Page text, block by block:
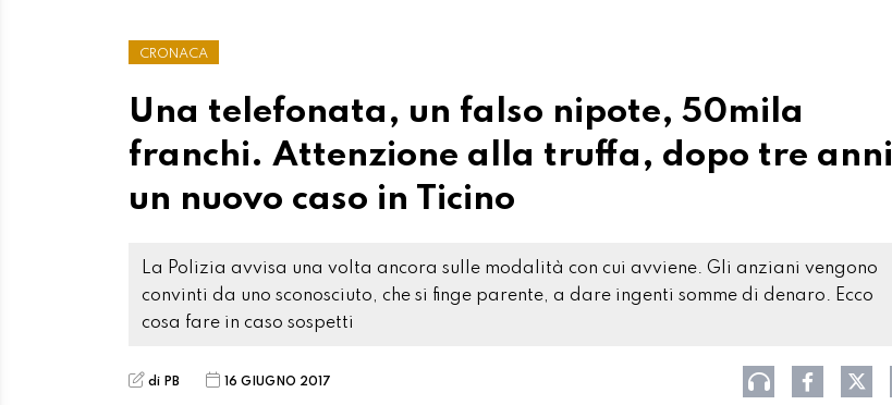
CRONACA
Una telefonata, un falso nipote, 50mila
franchi. Attenzione alla truffa, dopo tre anni
un nuovo caso in Ticino
La Polizia avvisa una volta ancora sulle modalità con cui avviene. Gli anziani vengono
convinti da uno sconosciuto, che si finge parente, a dare ingenti somme di denaro. Ecco
cosa fare in caso sospetti
di PB 16 GIUGNO 2017